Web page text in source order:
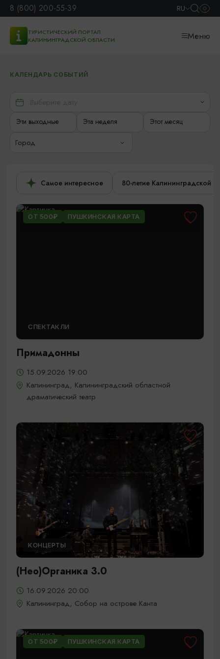
8 (800) 200-55-39 RU
ТУРИСТИЧЕСКИЙ ПОРТАЛ
КАЛИНИНГРАДСКОЙ ОБЛАСТИ
Меню
КАЛЕНДАРЬ СОБЫТИЙ
Эти выходные Эта неделя Этот месяц
Город
Самое интересное 80-летие Калининградской
ОТ 500₽ ПУШКИНСКАЯ КАРТА
СПЕКТАКЛИ
Примадонны
15.09.2026 19:00
Калининград, Калининградский областной
драматический театр
КОНЦЕРТЫ
(Нео)Органика 3.0
16.09.2026 20:00
Калининград, Собор на острове Канта
ОТ 500₽ ПУШКИНСКАЯ КАРТА